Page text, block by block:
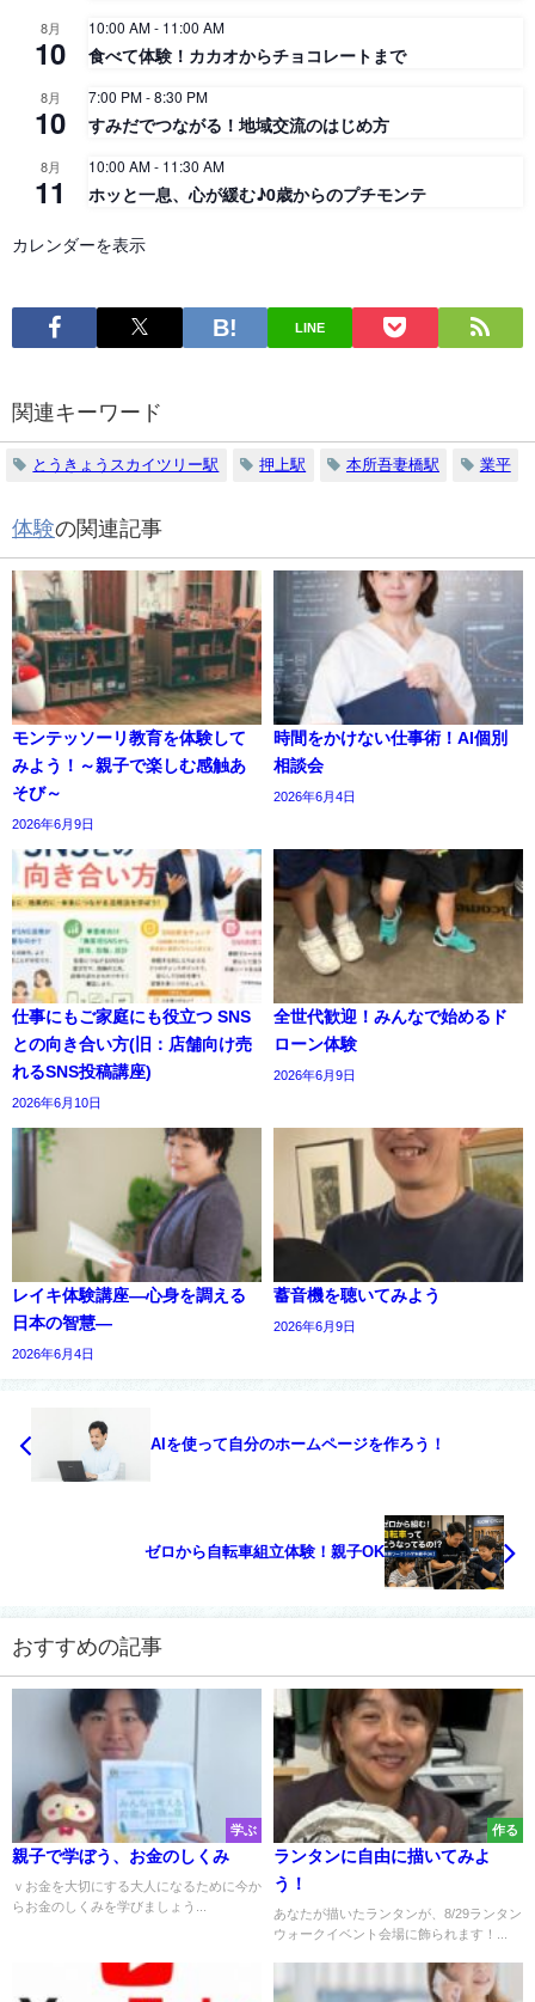
8月
10
10:00 AM- 11:00 AM
食べて体験！カカオからチョコレートまで
8月
10
7:00 PM-8:30 PM
すみだでつながる！地域交流のはじめ方
8月
11
10:00 AM- 11:30 AM
ホッと一息、心が緩む♪0歳からのプチモンテ
カレンダーを表示
LINE
関連キーワード
とうきょうスカイツリー駅 押上駅 本所吾妻橋駅 業平
体験の関連記事
モンテッソーリ教育を体験して
みよう！～親子で楽しむ感触あ
そび～
2026年6月9日
時間をかけない仕事術！AI個別
相談会
2026年6月4日
仕事にもご家庭にも役立つ SNS
との向き合い方(旧：店舗向け売
れるSNS投稿講座)
2026年6月10日
全世代歓迎！みんなで始めるド
ローン体験
2026年6月9日
レイキ体験講座―心身を調える
日本の智慧―
2026年6月4日
蓄音機を聴いてみよう
2026年6月9日
AIを使って自分のホームページを作ろう！
ゼロから自転車組立体験！親子OK
おすすめの記事
学ぶ
親子で学ぼう、お金のしくみ
ｖお金を大切にする大人になるために今か
らお金のしくみを学びましょう...
作る
ランタンに自由に描いてみよ
う！
あなたが描いたランタンが、8/29ランタン
ウォークイベント会場に飾られます！...